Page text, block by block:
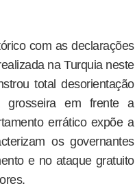
com as declarações
na Turquia neste
total desorientação
grosseira em frente a
errático expõe a
os governantes
e no ataque gratuito